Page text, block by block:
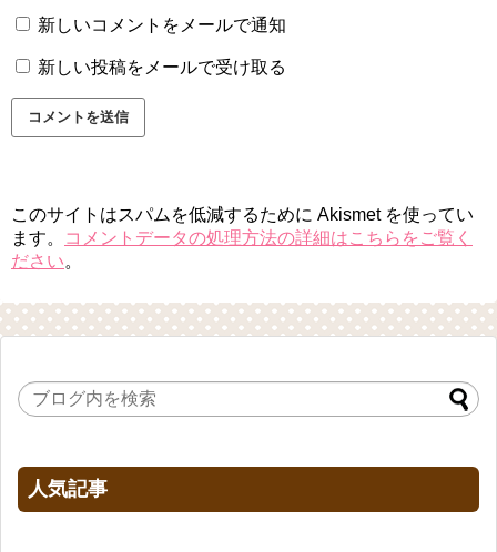
新しいコメントをメールで通知
新しい投稿をメールで受け取る
このサイトはスパムを低減するために Akismet を使ってい
ます。
コメントデータの処理方法の詳細はこちらをご覧く
ださい。
人気記事